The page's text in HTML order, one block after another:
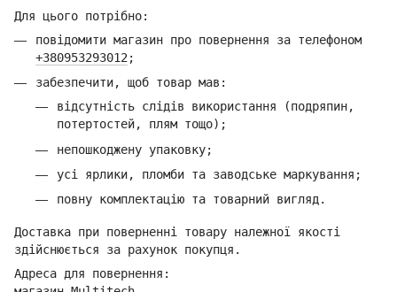
Для цього потрібно:
повідомити магазин про повернення за телефоном
+380953293012 ;
забезпечити, щоб товар мав:
відсутність слідів використання (подряпин,
потертостей, плям тощо);
непошкоджену упаковку;
усі ярлики, пломби та заводське маркування;
повну комплектацію та товарний вигляд.
Доставка при поверненні товару належної якості
здійснюється за рахунок покупця.
Адреса для повернення: